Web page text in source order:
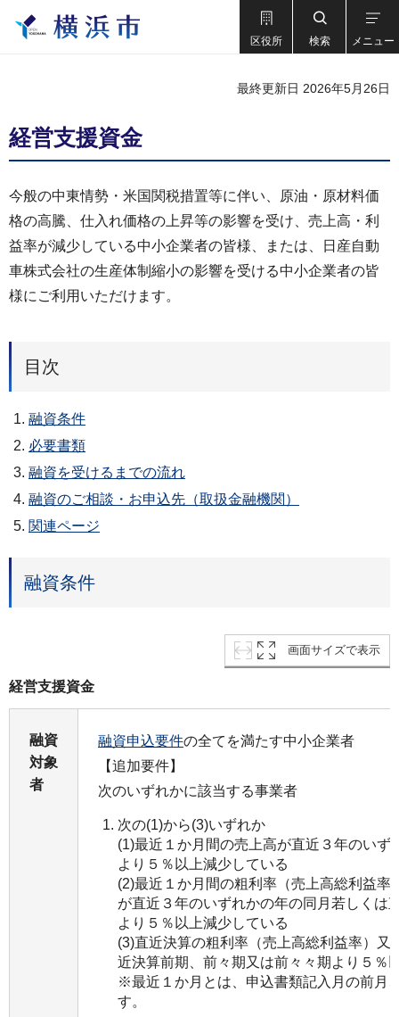
区役所 検索 メニュー
最終更新日 2026年5月26日
経営支援資金
今般の中東情勢・米国関税措置等に伴い、原油・原材料価
格の高騰、仕入れ価格の上昇等の影響を受け、売上高・利
益率が減少している中小企業者の皆様、または、日産自動
車株式会社の生産体制縮小の影響を受ける中小企業者の皆
様にご利用いただけます。
目次
融資条件
必要書類
融資を受けるまでの流れ
融資のご相談・お申込先（取扱金融機関）
関連ページ
融資条件
画面サイズで表示
経営支援資金
融資
対象
者
融資申込要件の全てを満たす中小企業者
【追加要件】
次のいずれかに該当する事業者
次の(1)から(3)いずれか
(1)最近１か月間の売上高が直近３年のいず
より５％以上減少している
(2)最近１か月間の粗利率（売上高総利益率
が直近３年のいずれかの年の同月若しくは
より５％以上減少している
(3)直近決算の粗利率（売上高総利益率）又
近決算前期、前々期又は前々々期より５％
※最近１か月とは、申込書類記入月の前月
す。